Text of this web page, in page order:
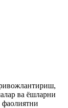
ва ёшларни
фаолиятни